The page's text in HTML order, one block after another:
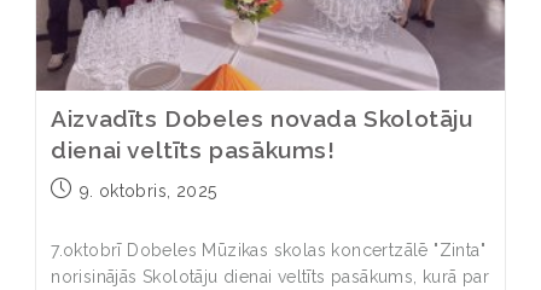
Aizvadīts Dobeles novada Skolotāju
dienai veltīts pasākums!
9. oktobris, 2025
7.oktobrī Dobeles Mūzikas skolas koncertzālē "Zinta"
norisinājās Skolotāju dienai veltīts pasākums, kurā par